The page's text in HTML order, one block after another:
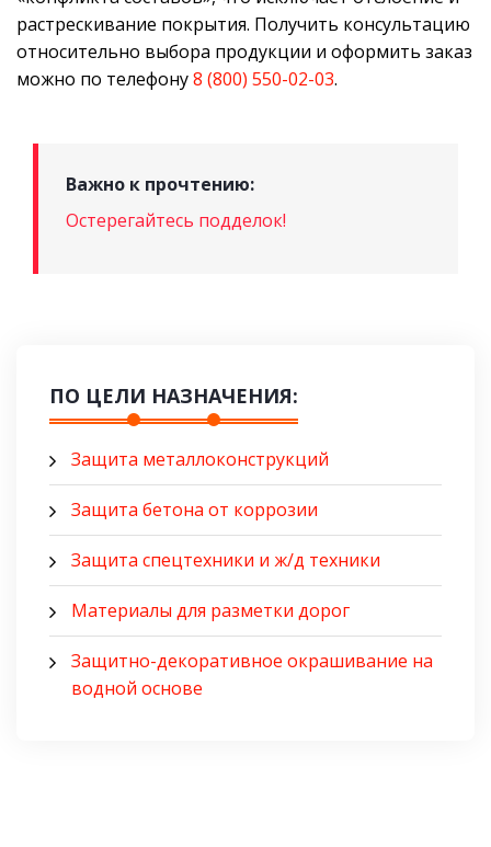
растрескивание покрытия. Получить консультацию
относительно выбора продукции и оформить заказ
можно по телефону8 (800) 550-02-03.
Важно к прочтению:
Остерегайтесь подделок!
ПО ЦЕЛИ НАЗНАЧЕНИЯ:
Защита металлоконструкций
Защита бетона от коррозии
Защита спецтехники и ж/д техники
Материалы для разметки дорог
Защитно-декоративное окрашивание на
водной основе